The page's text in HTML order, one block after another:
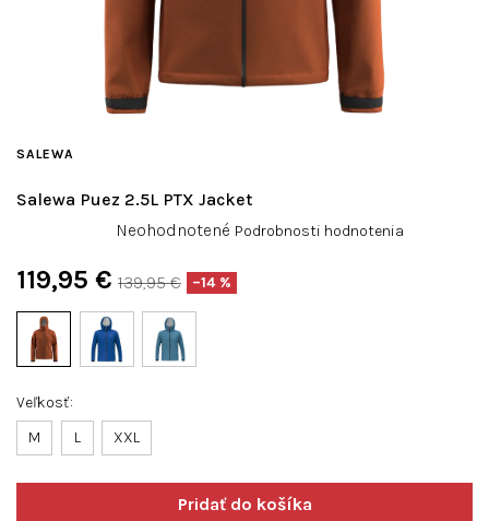
Veľkosť
M
L XXL
139,95 € –14 %
119,95 €
cena:
Salewa Puez 2.5L PTX Jacket
SALEWA
Priemerné
je
0,0
z
5
Neohodnotené Podrobnosti hodnotenia